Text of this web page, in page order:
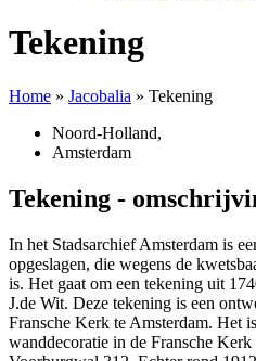
Tekening
Home » Jacobalia » Tekening
Noord-Holland,
Amsterdam
Tekening -
In het Stadsarchief Amsterdam is
opgeslagen, die wegens de
is. Het gaat om een tekening uit
J.de Wit. Deze tekening is een
Fransche Kerk te Amsterdam. Het
wanddecoratie in de Fransche